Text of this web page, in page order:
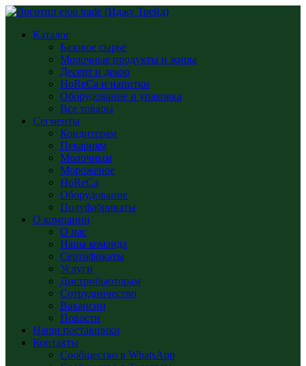
Каталог
Базовое сырьё
Молочные продукты и жиры
Десерт и декор
HoReCa и напитки
Оборудование и упаковка
Все товары
Сегменты
Кондитерам
Пекарням
Молочным
Мороженое
HoReCa
Оборудование
Полуфабрикаты
О компании
О нас
Наша команда
Сертификаты
Услуги
Дистрибьюторам
Сотрудничество
Вакансии
Новости
Наши поставщики
Контакты
Сообщество в WhatsApp